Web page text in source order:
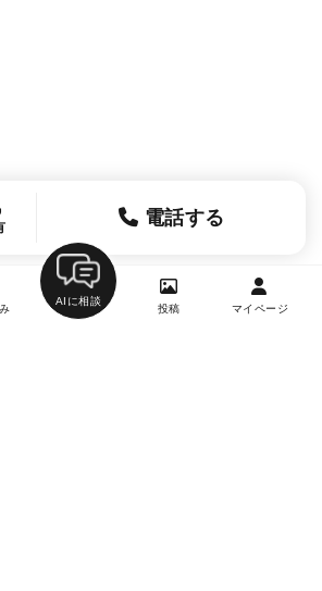
電話する
AIに相談
投稿 マイページ